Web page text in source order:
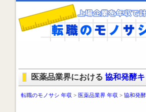
医薬品業界における 協和発酵
転職のモノサシ 年収 > 医薬品業界 年収 > 協和発